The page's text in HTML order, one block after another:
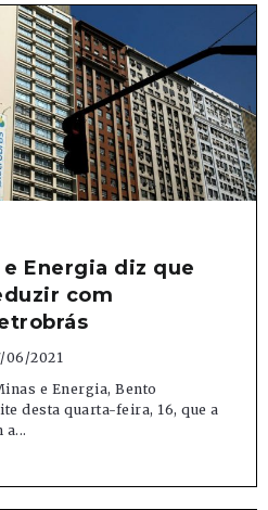
Energia diz que
com
06/2021
e Energia, Bento
desta quarta-feira, 16, que a
a...